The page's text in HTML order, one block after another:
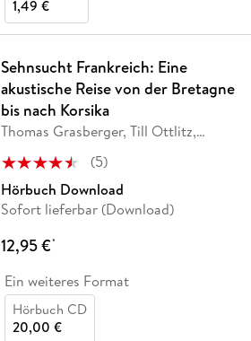
1,49 €
Sehnsucht Frankreich: Eine
akustische Reise von der Bretagne
bis nach Korsika
Thomas Grasberger, Till Ottlitz,
(5)
Hörbuch Download
Sofort lieferbar (Download)
12,95 €*
Ein weiteres Format
Hörbuch CD
20,00 €